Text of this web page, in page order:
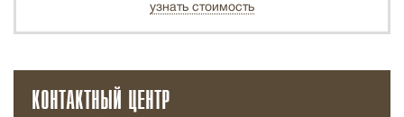
узнать стоимость
КОНТАКТНЫЙ ЦЕНТР